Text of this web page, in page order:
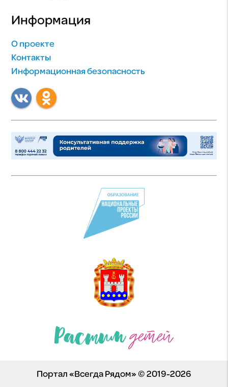
Информация
О проекте
Контакты
Информационная безопасность
Портал «Всегда Рядом» © 2019-2026